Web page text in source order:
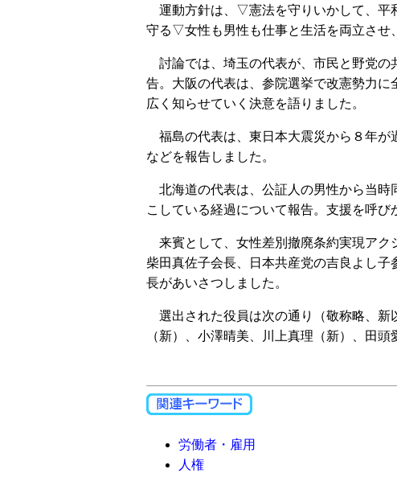
運動方針は、▽憲法を守りいかして、平
守る▽女性も男性も仕事と生活を両立させ
討論では、埼玉の代表が、市民と野党の
告。大阪の代表は、参院選挙で改憲勢力
広く知らせていく決意を語りました。
福島の代表は、東日本大震災から８年が
などを報告しました。
北海道の代表は、公証人の男性から当時
こしている経過について報告。支援を呼び
来賓として、女性差別撤廃条約実現アク
柴田真佐子会長、日本共産党の吉良よし
長があいさつしました。
選出された役員は次の通り（敬称略、
（新）、小澤晴美、川上真理（新）、田
労働者・雇用
人権